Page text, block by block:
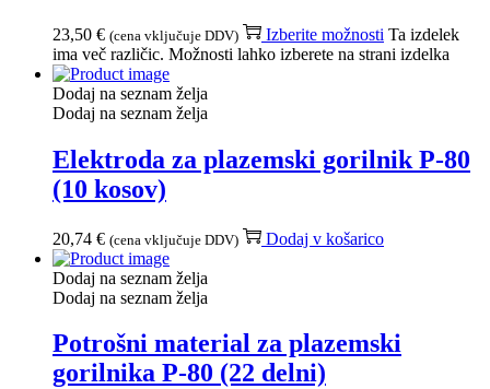
23,50 € (cena vključuje DDV) Izberite možnosti Ta izdelek
ima več različic. Možnosti lahko izberete na strani izdelka
Dodaj na seznam želja
Dodaj na seznam želja
Elektroda za plazemski gorilnik P-80
(10 kosov)
20,74 € (cena vključuje DDV) Dodaj v košarico
Dodaj na seznam želja
Dodaj na seznam želja
Potrošni material za plazemski
gorilnika P-80 (22 delni)